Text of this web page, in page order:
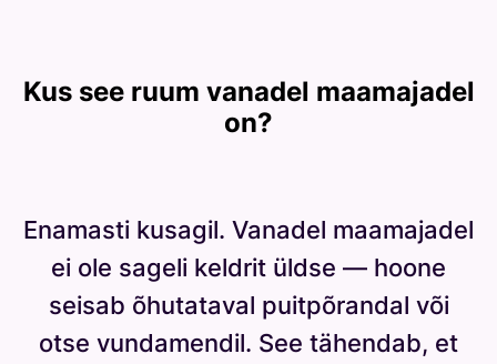
Kus see ruum vanadel maamajadel
on?
Enamasti kusagil. Vanadel maamajadel
ei ole sageli keldrit üldse — hoone
seisab õhutataval puitpõrandal või
otse vundamendil. See tähendab, et